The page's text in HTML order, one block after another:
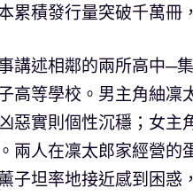
累積發行量突破千萬
講述相鄰的兩所高中
高等學校。男主角紬凜
惡實則個性沉穩；女
兩人在凜太郎家經營
子坦率地接近感到困